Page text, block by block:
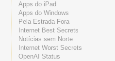
Apps do iPad
Apps do Windows
Pela Estrada Fora
Internet Best Secrets
Notícias sem Norte
Internet Worst Secrets
OpenAI Status